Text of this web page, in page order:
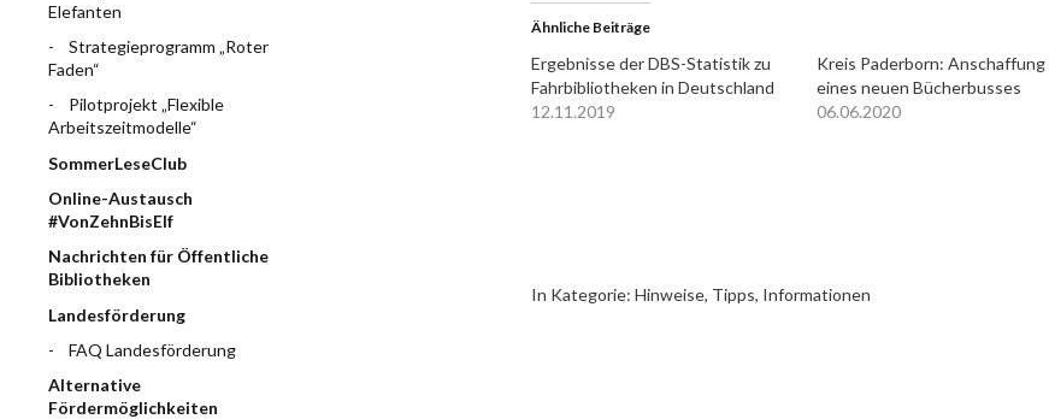
Elefanten
Strategieprogramm „Roter
Faden“
Pilotprojekt „Flexible
Arbeitszeitmodelle“
SommerLeseClub
Online-Austausch
#VonZehnBisElf
Nachrichten für Öffentliche
Bibliotheken
Landesförderung
FAQ Landesförderung
Alternative
Fördermöglichkeiten
Ähnliche Beiträge
Ergebnisse der DBS-Statistik zu
Fahrbibliotheken in Deutschland
12.11.2019
Kreis Paderborn: Anschaffung
eines neuen Bücherbusses
06.06.2020
In Kategorie: Hinweise, Tipps, Informationen